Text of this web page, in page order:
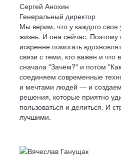
Сергей Анохин
Генеральный директор
Мы верим, что у каждого
жизнь. И она сейчас.
искренне помогать
связи с теми, кто важен и
сначала "Зачем?" и потом
соединяем современные
и мечтами людей — и
решения, которые приятно
пользоваться и делиться. И
лучшими.